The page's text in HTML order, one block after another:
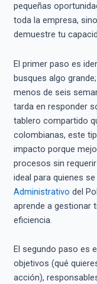
pequeñas
toda la empresa,
demuestre tu
El primer paso es
busques algo
menos de seis
tarda en responder
tablero compartido
colombianas, este
impacto porque
procesos sin
ideal para quienes
Administrativo del
aprende a gestionar
eficiencia.
El segundo paso es
objetivos (qué
acción),